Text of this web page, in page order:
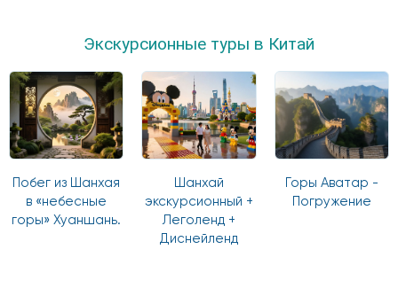
Экскурсионные туры в Китай
Побег из Шанхая
в «небесные
горы» Хуаншань.
Шанхай
экскурсионный +
Леголенд +
Диснейленд
Горы Аватар -
Погружение